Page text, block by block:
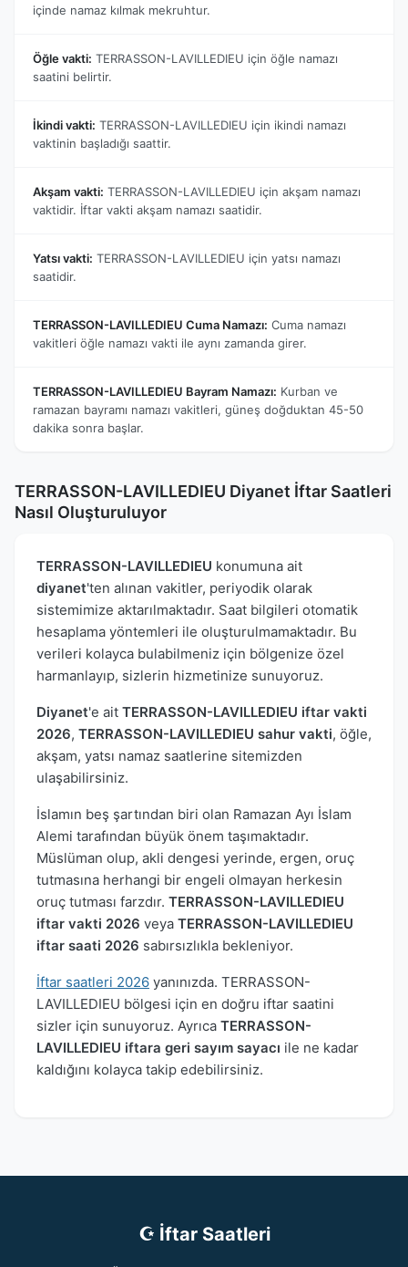
içinde namaz kılmak mekruhtur.
Öğle vakti: TERRASSON-LAVILLEDIEU için öğle namazı
saatini belirtir.
İkindi vakti: TERRASSON-LAVILLEDIEU için ikindi namazı
vaktinin başladığı saattir.
Akşam vakti: TERRASSON-LAVILLEDIEU için akşam namazı
vaktidir. İftar vakti akşam namazı saatidir.
Yatsı vakti: TERRASSON-LAVILLEDIEU için yatsı namazı
saatidir.
TERRASSON-LAVILLEDIEU Cuma Namazı: Cuma namazı
vakitleri öğle namazı vakti ile aynı zamanda girer.
TERRASSON-LAVILLEDIEU Bayram Namazı: Kurban ve
ramazan bayramı namazı vakitleri, güneş doğduktan 45-50
dakika sonra başlar.
TERRASSON-LAVILLEDIEU Diyanet İftar Saatleri
Nasıl Oluşturuluyor
TERRASSON-LAVILLEDIEU konumuna ait
diyanet'ten alınan vakitler, periyodik olarak
sistemimize aktarılmaktadır. Saat bilgileri otomatik
hesaplama yöntemleri ile oluşturulmamaktadır. Bu
verileri kolayca bulabilmeniz için bölgenize özel
harmanlayıp, sizlerin hizmetinize sunuyoruz.
Diyanet'e ait TERRASSON-LAVILLEDIEU iftar vakti
2026, TERRASSON-LAVILLEDIEU sahur vakti, öğle,
akşam, yatsı namaz saatlerine sitemizden
ulaşabilirsiniz.
İslamın beş şartından biri olan Ramazan Ayı İslam
Alemi tarafından büyük önem taşımaktadır.
Müslüman olup, akli dengesi yerinde, ergen, oruç
tutmasına herhangi bir engeli olmayan herkesin
oruç tutması farzdır. TERRASSON-LAVILLEDIEU
iftar vakti 2026 veya TERRASSON-LAVILLEDIEU
iftar saati 2026 sabırsızlıkla bekleniyor.
İftar saatleri 2026 yanınızda. TERRASSON-
LAVILLEDIEU bölgesi için en doğru iftar saatini
sizler için sunuyoruz. Ayrıca TERRASSON-
LAVILLEDIEU iftara geri sayım sayacı ile ne kadar
kaldığını kolayca takip edebilirsiniz.
☪ İftar Saatleri